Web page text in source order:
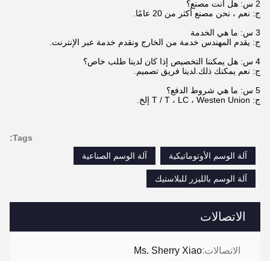
الاتصالات
الاتصالات:Ms. Sherry Xiao
2 س: هل أنت مصنع؟
ج: نعم ، نحن مصنع أكثر من 20 عامًا.
3 س: ما هي الخدمة
ج: يقدم المهندس خدمة من الخارج ونقدم خدمة عبر الإنترنت.
4 س: هل يمكننا التخصيص إذا كان لدينا طلب خاص؟
ج: نعم يمكنك ذلك.لدينا فريق تصميم.
5 س: ما هي شروط الدفع؟
ج: T / T ، LC ، Westen Union إلخ.
Tags:
آلة الوسم الأوتوماتيكية
آلة الوسم الصناعية
آلة الوسم بالليزر للبلاستيك